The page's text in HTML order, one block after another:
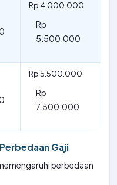
Rp 4.000.000
Rp
5.500.000
Rp 5.500.000
Rp
7.500.000
Gaji
perbedaan